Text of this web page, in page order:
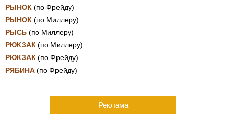
РЫНОК (по Фрейду)
РЫНОК (по Миллеру)
РЫСЬ (по Миллеру)
РЮКЗАК (по Миллеру)
РЮКЗАК (по Фрейду)
РЯБИНА (по Фрейду)
Реклама